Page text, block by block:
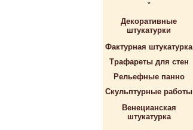
*
Декоративные
штукатурки
Фактурная штукатурка
Трафареты для стен
Рельефные панно
Скульптурные работы
Венецианская
штукатурка